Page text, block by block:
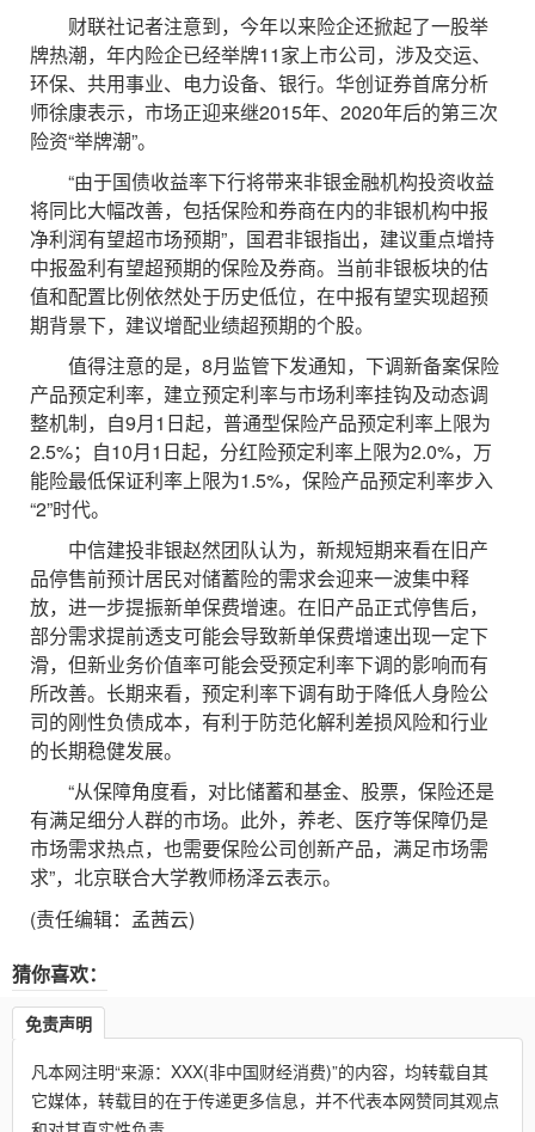
财联社记者注意到，今年以来险企还掀起了一股举
牌热潮，年内险企已经举牌11家上市公司，涉及交运、
环保、共用事业、电力设备、银行。华创证券首席分析
师徐康表示，市场正迎来继2015年、2020年后的第三次
险资“举牌潮”。
“由于国债收益率下行将带来非银金融机构投资收益
将同比大幅改善，包括保险和券商在内的非银机构中报
净利润有望超市场预期”，国君非银指出，建议重点增持
中报盈利有望超预期的保险及券商。当前非银板块的估
值和配置比例依然处于历史低位，在中报有望实现超预
期背景下，建议增配业绩超预期的个股。
值得注意的是，8月监管下发通知，下调新备案保险
产品预定利率，建立预定利率与市场利率挂钩及动态调
整机制，自9月1日起，普通型保险产品预定利率上限为
2.5%；自10月1日起，分红险预定利率上限为2.0%，万
能险最低保证利率上限为1.5%，保险产品预定利率步入
“2”时代。
中信建投非银赵然团队认为，新规短期来看在旧产
品停售前预计居民对储蓄险的需求会迎来一波集中释
放，进一步提振新单保费增速。在旧产品正式停售后，
部分需求提前透支可能会导致新单保费增速出现一定下
滑，但新业务价值率可能会受预定利率下调的影响而有
所改善。长期来看，预定利率下调有助于降低人身险公
司的刚性负债成本，有利于防范化解利差损风险和行业
的长期稳健发展。
“从保障角度看，对比储蓄和基金、股票，保险还是
有满足细分人群的市场。此外，养老、医疗等保障仍是
市场需求热点，也需要保险公司创新产品，满足市场需
求”，北京联合大学教师杨泽云表示。
(责任编辑：孟茜云)
猜你喜欢：
免责声明
凡本网注明“来源：XXX(非中国财经消费)”的内容，均转载自其
它媒体，转载目的在于传递更多信息，并不代表本网赞同其观点